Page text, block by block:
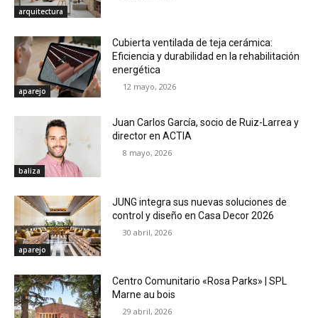
arquitectura
aparejo
Cubierta ventilada de teja cerámica:
Eficiencia y durabilidad en la rehabilitación
energética
12 mayo, 2026
baliza
Juan Carlos García, socio de Ruiz-Larrea y
director en ACTIA
8 mayo, 2026
aparejo
JUNG integra sus nuevas soluciones de
control y diseño en Casa Decor 2026
30 abril, 2026
Centro Comunitario «Rosa Parks» | SPL
Marne au bois
29 abril, 2026